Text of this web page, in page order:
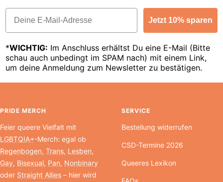
Email
Jetzt 10% sparen
*WICHTIG: Im Anschluss erhältst Du eine E-Mail (Bitte
schau auch unbedingt im SPAM nach) mit einem Link,
um deine Anmeldung zum Newsletter zu bestätigen.
PRIDE MERCH
Feier queere Vielfalt mit
LGBTQIA+-Merch: egal ob
Regenbogen, Trans, Lesben,
Gay, Bisexual, Pan, Nonbinary
oder Straight Allies – hier wird
SERVICE
Bestellung widerrufen
CSD-Termine 2026
Queeres Lexikon